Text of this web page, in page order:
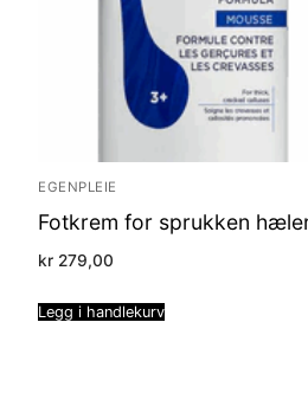
EGENPLEIE
Fotkrem for sprukken
kr 279,00
Legg i handlekurv